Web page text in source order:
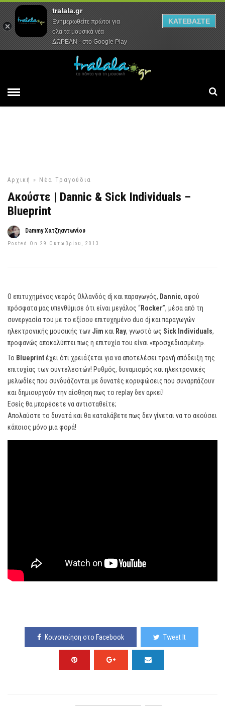
Αρχική Συνεντεύξεις Ρεπορτάζ
Αρχική » Νέα Τραγούδια
Ακούστε | Dannic & Sick Individuals –
Blueprint
Dammy Χατζηαντωνίου
Posted On 29 Οκτωβρίου, 2013
Ο επιτυχημένος νεαρός Ολλανδός dj και παραγωγός, Dannic, αφού
πρόσφατα μας υπενθύμισε ότι είναι μεγάλος “Rocker”, μέσα από τη
συνεργασία του με το εξίσου επιτυχημένο duo dj και παραγωγών
ηλεκτρονικής μουσικής των Jim και Ray, γνωστό ως Sick Individuals,
προφανώς αποκαλύπτει πως η επιτυχία του είναι «προσχεδιασμένη».
Το Blueprintέχει ότι χρειάζεται για να αποτελέσει τρανή απόδειξη της
επιτυχίας των συντελεστών! Ρυθμός, δυναμισμός και ηλεκτρονικές
μελωδίες που συνδυάζονται με δυνατές κορυφώσεις που συναρπάζουν
και δημιουργούν την αίσθηση πως το replay δεν αρκεί!
Εσείς θα μπορέσετε να αντισταθείτε;
Απολαύστε το δυνατά και θα καταλάβετε πως δεν γίνεται να το ακούσει
κάποιος μόνο μια φορά!
Κοινοποίηση στο Facebook Tweet It
tralala.gr
Ενημερωθείτε πρώτοι για
όλα τα μουσικά νέα
ΔΩΡΕΑΝ - στο Google Play
ΚΑΤΕΒΑΣΤΕ